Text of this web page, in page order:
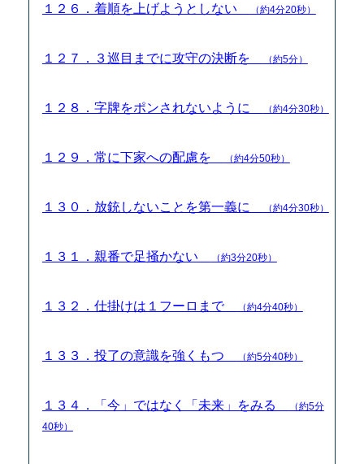
１２６．着順を上げようとしない （約4分20秒）
１２７．３巡目までに攻守の決断を （約5分）
１２８．字牌をポンされないように （約4分30秒）
１２９．常に下家への配慮を （約4分50秒）
１３０．放銃しないことを第一義に （約4分30秒）
１３１．親番で足掻かない （約3分20秒）
１３２．仕掛けは１フーロまで （約4分40秒）
１３３．投了の意識を強くもつ （約5分40秒）
１３４．「今」ではなく「未来」をみる
（約5分
40秒）